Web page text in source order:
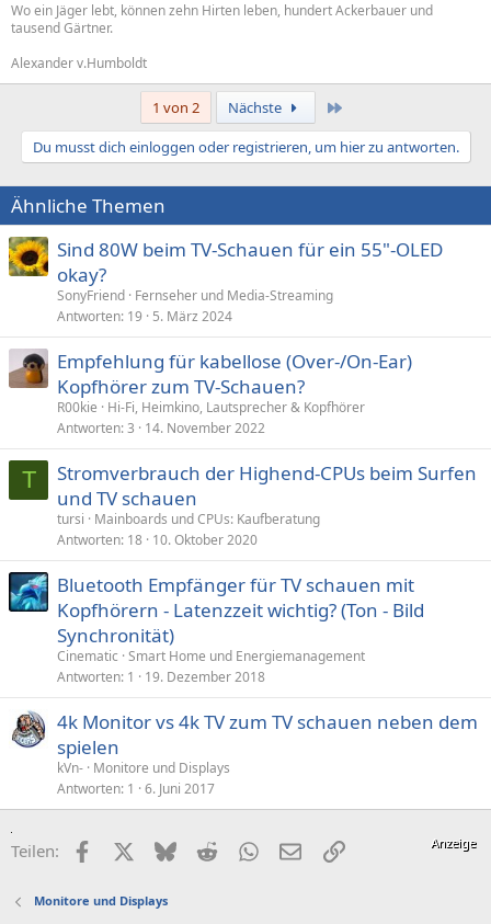
Wo ein Jäger lebt, können zehn Hirten leben, hundert Ackerbauer und
tausend Gärtner.
Alexander v.Humboldt
1 von 2 Nächste
Du musst dich einloggen oder registrieren, um hier zu antworten.
Ähnliche Themen
Sind 80W beim TV-Schauen für ein 55"-OLED
okay?
SonyFriend Fernseher und Media-Streaming
Antworten 19 5. März 2024
Empfehlung für kabellose (Over-/On-Ear)
Kopfhörer zum TV-Schauen?
R00kie
Hi-Fi, Heimkino, Lautsprecher & Kopfhörer
Antworten 3 14. November 2022
T
Stromverbrauch der Highend-CPUs beim Surfen
und TV schauen
tursi
Mainboards und CPUs: Kaufberatung
Antworten 18 10. Oktober 2020
Bluetooth Empfänger für TV schauen mit
Kopfhörern - Latenzzeit wichtig? (Ton - Bild
Synchronität)
Cinematic Smart Home und Energiemanagement
Antworten 1 19. Dezember 2018
4k Monitor vs 4k TV zum TV schauen neben dem
spielen
kVn- Monitore und Displays
Antworten 1 6. Juni 2017
Teilen: FacebookX (Twitter)
BlueskyRedditWhatsApp
E-MailLink
Monitore und Displays